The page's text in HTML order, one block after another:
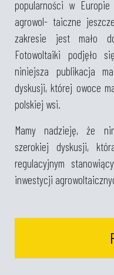
popularności w
agrowol- taiczne
zakresie jest mało
Fotowoltaiki podjęło
niniejsza publikacja
dyskusji, której owoce
polskiej wsi.
Mamy nadzieję, że
szerokiej dyskusji,
regulacyjnym
inwestycji